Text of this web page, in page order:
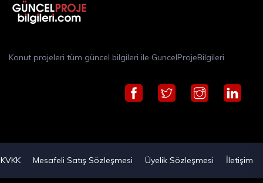
Konut projeleri tüm güncel bilgileri ile GuncelProjeBilgileri
KVKK Mesafeli Satış Sözleşmesi Üyelik Sözleşmesi İletişim